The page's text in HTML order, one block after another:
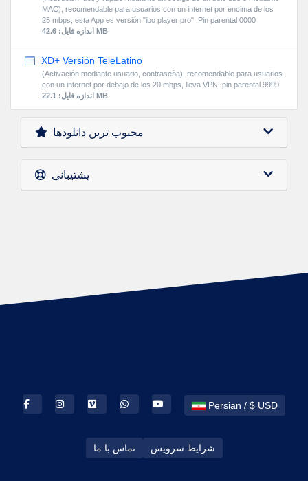
MAC), recomendable para usuarios con un internet por encima de los
25 mbps; esta App es versión "ibo player pro". Pin parental 0000
اندازه فایل: 42.6 MB
XD+ Versión TeleLatino
(Activación mediante usuario, contraseña), recomendable para usuarios
con un internet por debajo de los 20 mbps, lleva VPN; pin parental 9999.
اندازه فایل: 22.1 MB
محبوب ترین دانلودها
پشتیبانی
Persian / $ USD
تماس با ما شرایط سرویس